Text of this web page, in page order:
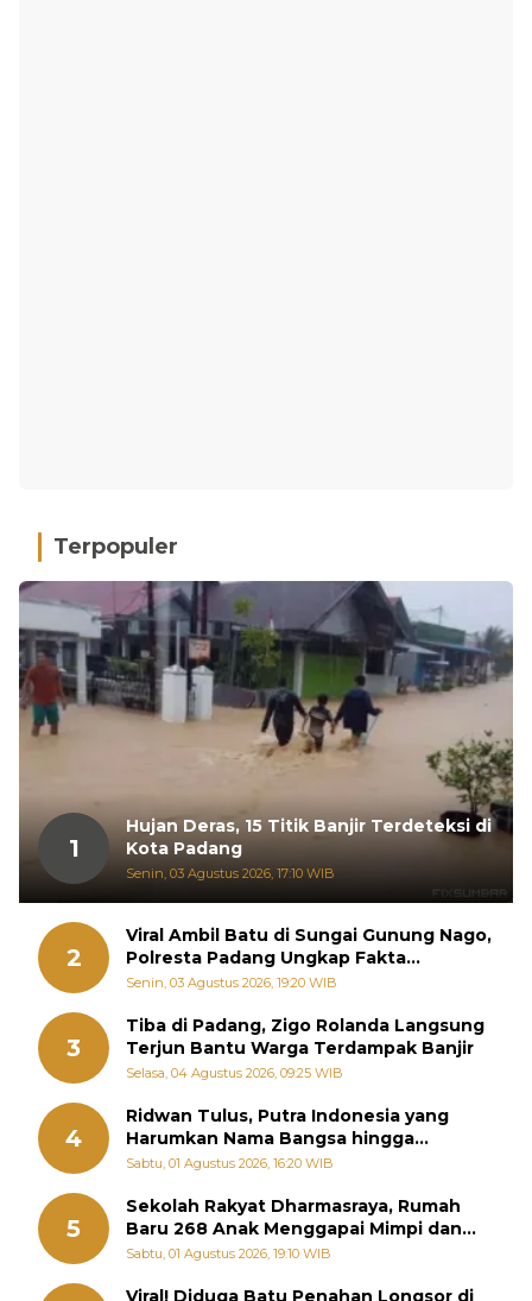
Terpopuler
1
Hujan Deras, 15 Titik Banjir Terdeteksi di
Kota Padang
Senin, 03 Agustus 2026, 17:10 WIB
2
Viral Ambil Batu di Sungai Gunung Nago,
Polresta Padang Ungkap Fakta
Sebenarnya
Senin, 03 Agustus 2026, 19:20 WIB
3
Tiba di Padang, Zigo Rolanda Langsung
Terjun Bantu Warga Terdampak Banjir
Selasa, 04 Agustus 2026, 09:25 WIB
4
Ridwan Tulus, Putra Indonesia yang
Harumkan Nama Bangsa hingga
Diabadikan dalam Buku Jepang
Sabtu, 01 Agustus 2026, 16:20 WIB
5
Sekolah Rakyat Dharmasraya, Rumah
Baru 268 Anak Menggapai Mimpi dan
Memutus Rantai Kemiskinan
Sabtu, 01 Agustus 2026, 19:10 WIB